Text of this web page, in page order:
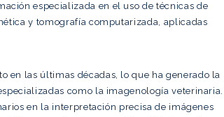
especializada en el uso de técnicas de
y tomografía computarizada, aplicadas
en las últimas décadas, lo que ha generado la
como la imagenología veterinaria.
en la interpretación precisa de imágenes